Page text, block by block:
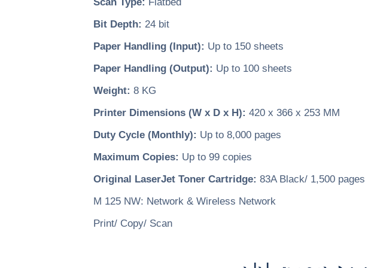
Bit Depth: 24 bit
Paper Handling (Input): Up to 150 sheets
Paper Handling (Output): Up to 100 sheets
Weight: 8 KG
Printer Dimensions (W x D x H): 420 x 366 x 253 MM
Duty Cycle (Monthly): Up to 8,000 pages
Maximum Copies: Up to 99 copies
Original LaserJet Toner Cartridge: 83A Black/ 1,500 pages
M 125 NW: Network & Wireless Network
Print/ Copy/ Scan